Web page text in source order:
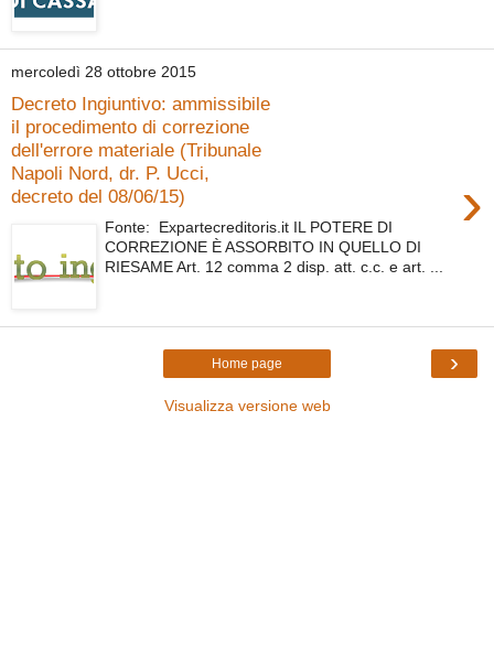
mercoledì 28 ottobre 2015
Decreto Ingiuntivo: ammissibile
il procedimento di correzione
dell'errore materiale (Tribunale
Napoli Nord, dr. P. Ucci,
decreto del 08/06/15)
›
Fonte: Expartecreditoris.it IL POTERE DI
CORREZIONE È ASSORBITO IN QUELLO DI
RIESAME Art. 12 comma 2 disp. att. c.c. e art. ...
›
Home page
Visualizza versione web